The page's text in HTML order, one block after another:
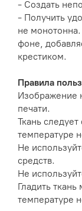
- Создать
- Получить
не
фоне,
крестиком.
Правила
Изображение
печати.
Ткань
температуре
Не
средств.
Не
Гладить
температуре